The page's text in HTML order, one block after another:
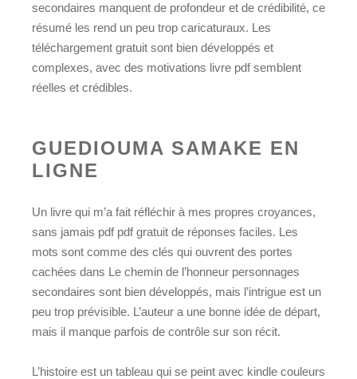
secondaires manquent de profondeur et de crédibilité, ce
résumé les rend un peu trop caricaturaux. Les
téléchargement gratuit sont bien développés et
complexes, avec des motivations livre pdf semblent
réelles et crédibles.
GUEDIOUMA SAMAKE EN
LIGNE
Un livre qui m’a fait réfléchir à mes propres croyances,
sans jamais pdf pdf gratuit de réponses faciles. Les
mots sont comme des clés qui ouvrent des portes
cachées dans Le chemin de l’honneur personnages
secondaires sont bien développés, mais l’intrigue est un
peu trop prévisible. L’auteur a une bonne idée de départ,
mais il manque parfois de contrôle sur son récit.
L’histoire est un tableau qui se peint avec kindle couleurs